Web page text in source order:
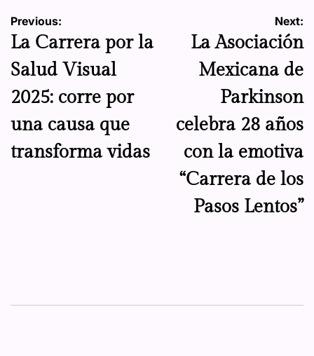
Navegación
de
entradas
Previous:
La Carrera por la
Salud Visual
2025: corre por
una causa que
transforma vidas
Next:
La Asociación
Mexicana de
Parkinson
celebra 28 años
con la emotiva
“Carrera de los
Pasos Lentos”